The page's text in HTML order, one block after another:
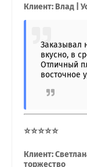
Клиент: Влад |
Заказывал
вкусно, в
Отличный
восточное
⭐⭐⭐⭐⭐
Клиент:
торжество